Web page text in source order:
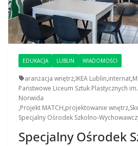
EDUKACJA LUBLIN WIADOMOŚCI
aranżacja wnętrz,IKEA Lublin,internat,
Państwowe Liceum Sztuk Plastycznych
Norwida
,Projekt MATCH,projektowanie wnętrz,
Specjalny Ośrodek Szkolno-
Specjalny Ośrodek